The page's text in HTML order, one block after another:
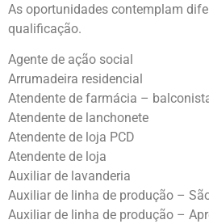
As oportunidades contemplam
qualificação.
Agente de ação social
Arrumadeira residencial
Atendente de farmácia –
Atendente de lanchonete
Atendente de loja PCD
Atendente de loja
Auxiliar de lavanderia
Auxiliar de linha de produção –
Auxiliar de linha de produção –